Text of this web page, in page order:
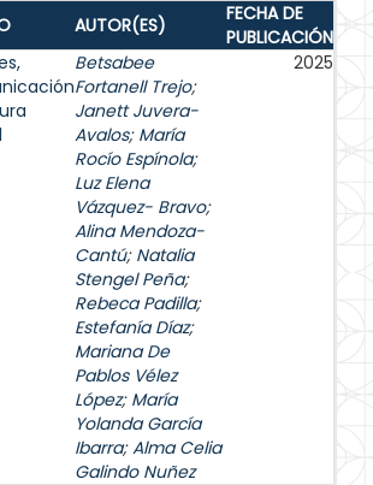
AUTOR(ES)
FECHA DE
PUBLICACIÓN
Betsabee
Fortanell Trejo;
Janett Juvera-
Avalos; María
Rocío Espínola;
Luz Elena
Vázquez- Bravo;
Alina Mendoza-
Cantú; Natalia
Stengel Peña;
Rebeca Padilla;
Estefanía Díaz;
Mariana De
Pablos Vélez
López; María
Yolanda García
Ibarra;Alma Celia
Galindo Nuñez
2025